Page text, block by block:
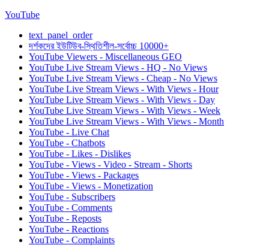
YouTube
text_panel_order
দর্শকদের ইউটিউব-স্থিতিশীল-সর্বোচ্চ 10000+
YouTube Viewers - Miscellaneous GEO
YouTube Live Stream Views - HQ - No Views
YouTube Live Stream Views - Cheap - No Views
YouTube Live Stream Views - With Views - Hour
YouTube Live Stream Views - With Views - Day
YouTube Live Stream Views - With Views - Week
YouTube Live Stream Views - With Views - Month
YouTube - Live Chat
YouTube - Chatbots
YouTube - Likes - Dislikes
YouTube - Views - Video - Stream - Shorts
YouTube - Views - Packages
YouTube - Views - Monetization
YouTube - Subscribers
YouTube - Comments
YouTube - Reposts
YouTube - Reactions
YouTube - Complaints